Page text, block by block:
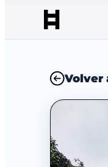
Volver